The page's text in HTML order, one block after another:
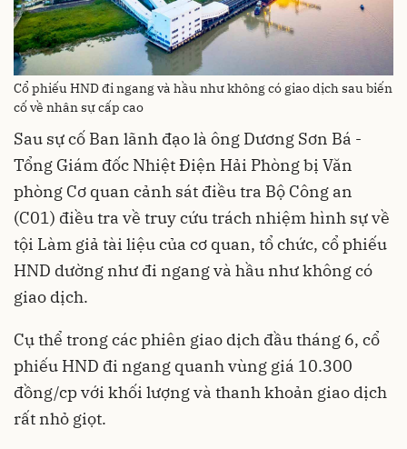
Cổ phiếu HND đi ngang và hầu như không có giao dịch sau biến
cố về nhân sự cấp cao
Sau sự cố Ban lãnh đạo là ông Dương Sơn Bá -
Tổng Giám đốc Nhiệt Điện Hải Phòng bị Văn
phòng Cơ quan cảnh sát điều tra Bộ Công an
(C01) điều tra về truy cứu trách nhiệm hình sự về
tội Làm giả tài liệu của cơ quan, tổ chức, cổ phiếu
HND dường như đi ngang và hầu như không có
giao dịch.
Cụ thể trong các phiên giao dịch đầu tháng 6, cổ
phiếu HND đi ngang quanh vùng giá 10.300
đồng/cp với khối lượng và thanh khoản giao dịch
rất nhỏ giọt.